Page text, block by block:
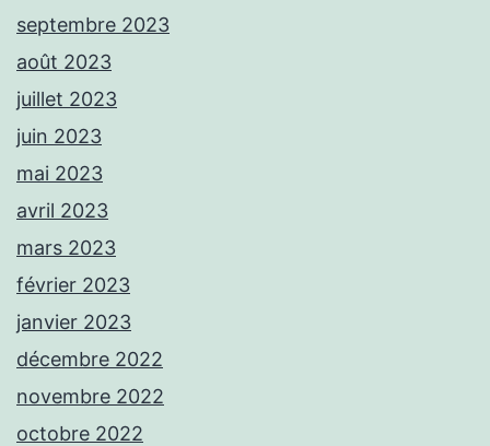
septembre 2023
août 2023
juillet 2023
juin 2023
mai 2023
avril 2023
mars 2023
février 2023
janvier 2023
décembre 2022
novembre 2022
octobre 2022